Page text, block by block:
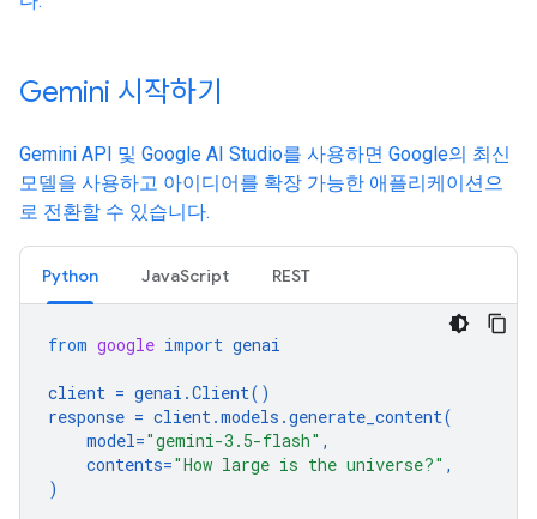
Gemini 시작하기
Gemini API 및 Google AI Studio를 사용하면 Google의 최신
모델을 사용하고 아이디어를 확장 가능한 애플리케이션으
로 전환할 수 있습니다.
Python JavaScript REST
from google import genai
client = genai .Client()
response = client.models .generate_content(
model="gemini-3.5-flash" ,
contents="How large is the universe?" ,
)